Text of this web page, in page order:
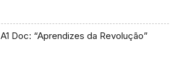
A1 Doc: “Aprendizes da Revolução”